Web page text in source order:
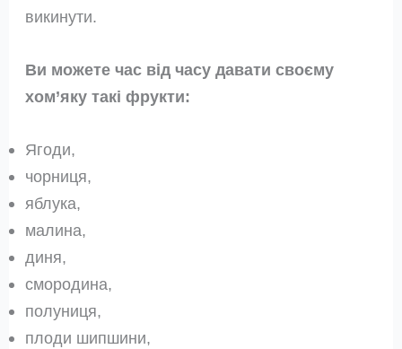
викинути.
Ви можете час від часу давати своєму
хом’яку такі фрукти:
Ягоди,
чорниця,
яблука,
малина,
диня,
смородина,
полуниця,
плоди шипшини,